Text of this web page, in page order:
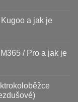
a jak je
/ Pro a jak je